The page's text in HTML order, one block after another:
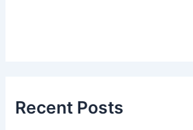
空
Recent Posts